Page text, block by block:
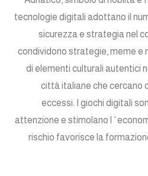
tecnologie digitali adottano il
sicurezza e strategia nel
condividono strategie, meme e
di elementi culturali autentici
città italiane che cercano
eccessi. I giochi digitali
attenzione e stimolano l ’
rischio favorisce la